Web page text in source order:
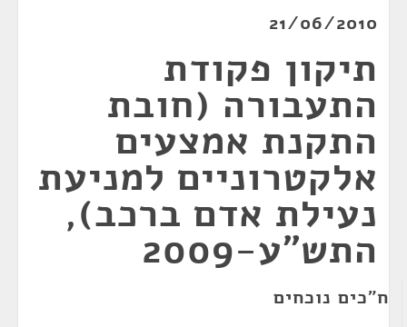
21/06/2010
תיקון פקודת
התעבורה (חובת
התקנת אמצעים
אלקטרוניים למניעת
נעילת אדם ברכב),
התש"ע-2009
ח"כים נוכחים